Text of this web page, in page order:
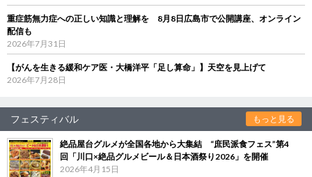
重症筋無力症への正しい知識と理解を 8月8日広島市で公開講座、オンライン
配信も
2026年7月31日
【がんを生きる緩和ケア医・大橋洋平「足し算命」】天空を見上げて
2026年7月28日
フェスティバル もっと見る
絶品屋台グルメが全国各地から大集結 “庶民派食フェス”第4
回「川口×絶品グルメビール＆日本酒祭り2026」を開催
2026年4月15日